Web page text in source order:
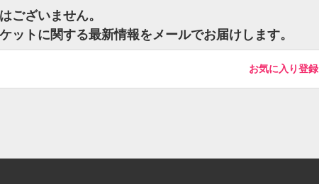
ございません。
トに関する最新情報をメールでお届けします。
お気に入り登録